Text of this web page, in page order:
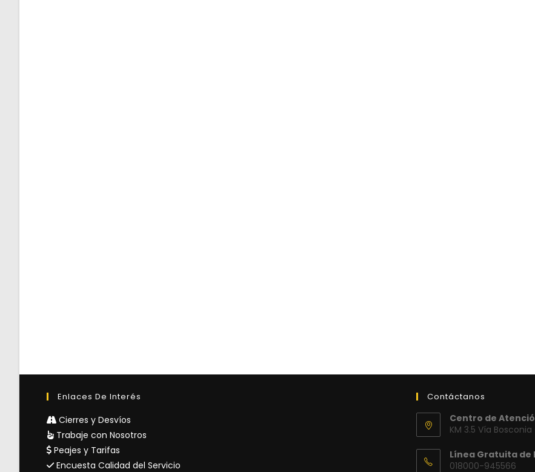
Enlaces De Interés
Cierres y Desvíos
Trabaje con Nosotros
Peajes y Tarifas
Encuesta Calidad del Servicio
Contáctanos
Centro de
KM 3.5 Vía
Línea Gratuita de
018000-945566